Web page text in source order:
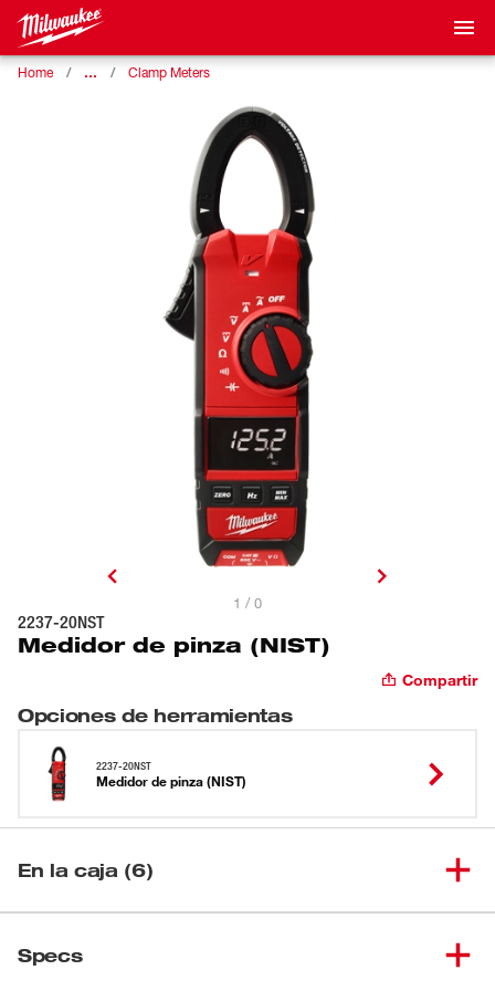
Home … Clamp Meters
1 / 0
2237-20NST
Medidor de pinza (NIST)
Compartir
Opciones de herramientas
2237-20NST
Medidor de pinza (NIST)
En la caja (6)
Specs